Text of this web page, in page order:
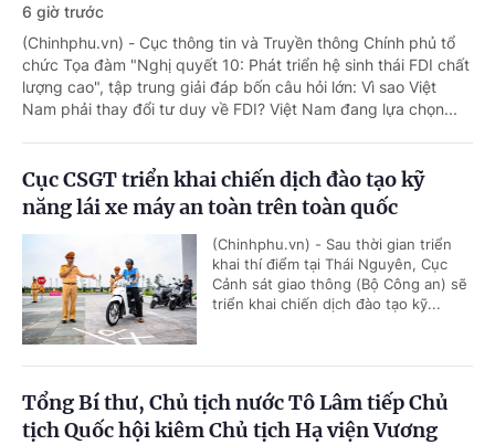
6 giờ trước
(Chinhphu.vn) - Cục thông tin và Truyền thông Chính phủ tổ
chức Tọa đàm "Nghị quyết 10: Phát triển hệ sinh thái FDI chất
lượng cao", tập trung giải đáp bốn câu hỏi lớn: Vì sao Việt
Nam phải thay đổi tư duy về FDI? Việt Nam đang lựa chọn...
Cục CSGT triển khai chiến dịch đào tạo kỹ
năng lái xe máy an toàn trên toàn quốc
(Chinhphu.vn) - Sau thời gian triển
khai thí điểm tại Thái Nguyên, Cục
Cảnh sát giao thông (Bộ Công an) sẽ
triển khai chiến dịch đào tạo kỹ...
Tổng Bí thư, Chủ tịch nước Tô Lâm tiếp Chủ
tịch Quốc hội kiêm Chủ tịch Hạ viện Vương